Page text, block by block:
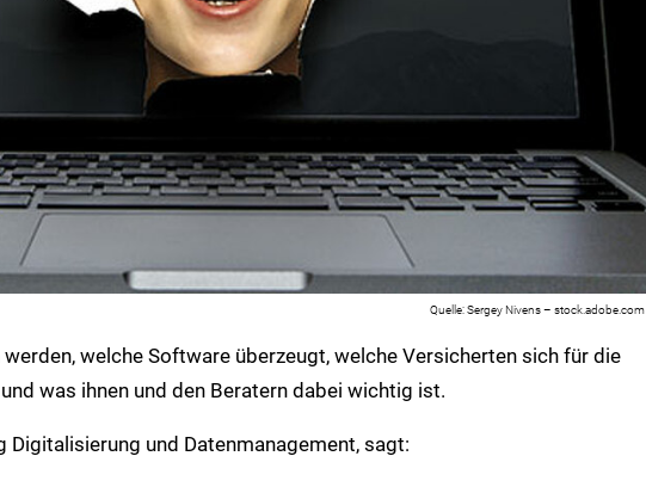
Sergey Nivens – stock.adobe.com
welche Software überzeugt, welche Versicherten sich für die
was ihnen und den Beratern dabei wichtig ist.
Digitalisierung und Datenmanagement, sagt: